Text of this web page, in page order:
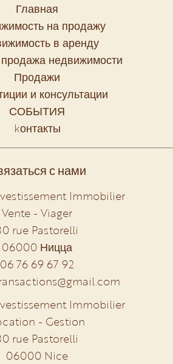
Главная
на продажу
в аренду
недвижимости
Продажи
и консультации
СОБЫТИЯ
kонтакты
с нами
Immobilier
Vente - Viager
rue Pastorelli
06000 Ницца
06 76 69 67 92
Immobilier
- Gestion
rue Pastorelli
06000 Nice